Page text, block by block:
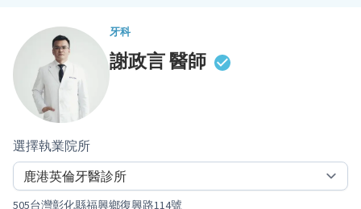
醫師專欄專訪
健康主題館
牙科
謝政言醫師
選擇執業院所
505台灣彰化縣福興鄉復興路114號